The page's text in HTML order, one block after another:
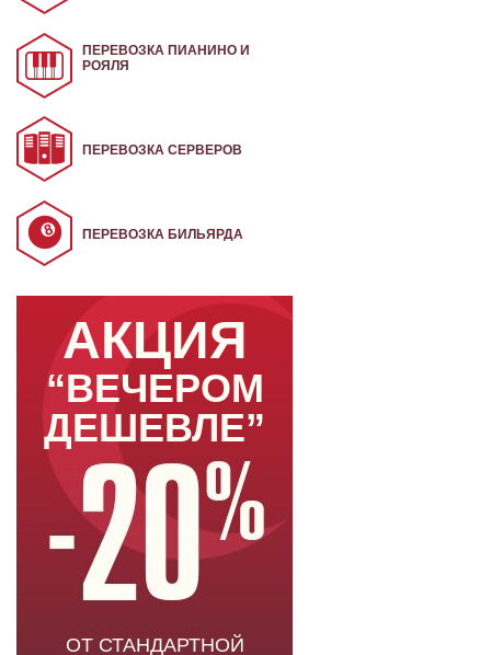
ПЕРЕВОЗКА ПИАНИНО И
РОЯЛЯ
ПЕРЕВОЗКА СЕРВЕРОВ
ПЕРЕВОЗКА БИЛЬЯРДА
АКЦИЯ
“ВЕЧЕРОМ
ДЕШЕВЛЕ”
ОТ СТАНДАРТНОЙ